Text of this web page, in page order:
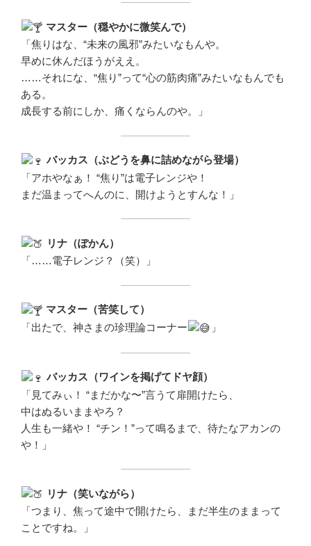
マスター（穏やかに微笑んで）
「焦りはな、“未来の風邪”みたいなもんや。
早めに休んだほうがええ。
……それにな、“焦り”って“心の筋肉痛”みたいなもんでも
ある。
成長する前にしか、痛くならんのや。」
バッカス（ぶどうを鼻に詰めながら登場）
「アホやなぁ！ “焦り”は電子レンジや！
まだ温まってへんのに、開けようとすんな！」
リナ（ぽかん）
「……電子レンジ？（笑）」
マスター（苦笑して）
「出たで、神さまの珍理論コーナー
」
バッカス（ワインを掲げてドヤ顔）
「見てみぃ！ “まだかな〜”言うて扉開けたら、
中はぬるいままやろ？
人生も一緒や！ “チン！”って鳴るまで、待たなアカンの
や！」
リナ（笑いながら）
「つまり、焦って途中で開けたら、まだ半生のままって
ことですね。」